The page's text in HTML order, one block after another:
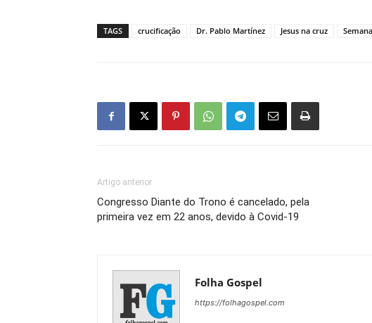
TAGS crucificação Dr. Pablo Martínez Jesus na cruz
Artigo anterior
Congresso Diante do Trono é cancelado, pela
primeira vez em 22 anos, devido à Covid-19
Folha Gospel
https://folhagospel.com